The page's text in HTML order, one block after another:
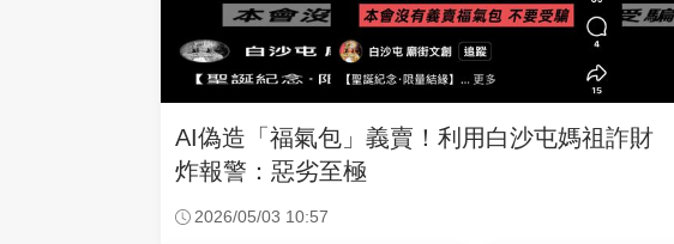
AI偽造「福氣包」義賣！利用白沙屯媽祖詐財
炸報警：惡劣至極
2026/05/03 10:57